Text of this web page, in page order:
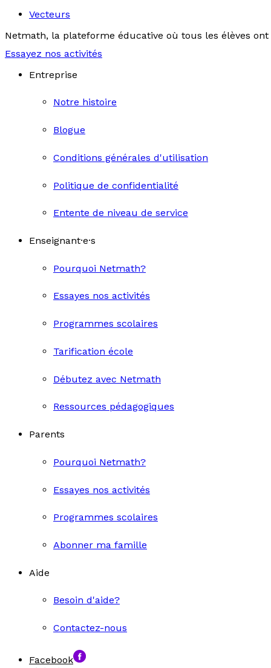
Vecteurs
Netmath, la plateforme éducative où tous les élèves
Essayez nos activités
Entreprise
Notre histoire
Blogue
Conditions générales d'utilisation
Politique de confidentialité
Entente de niveau de service
Enseignant·e·s
Pourquoi Netmath?
Essayes nos activités
Programmes scolaires
Tarification école
Débutez avec Netmath
Ressources pédagogiques
Parents
Pourquoi Netmath?
Essayes nos activités
Programmes scolaires
Abonner ma famille
Aide
Besoin d'aide?
Contactez-nous
Facebook